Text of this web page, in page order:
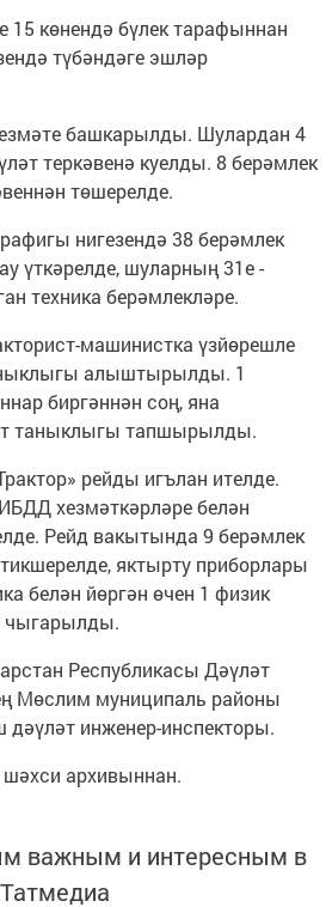
15 көнендә бүлек тарафыннан
түбәндәге эшләр
башкарылды. Шулардан 4
теркәвенә куелды. 8 берәмлек
төшерелде.
нигезендә 38 берәмлек
үткәрелде, шуларның 31е -
техника берәмлекләре.
машинистка үзйөрешле
алыштырылды. 1
биргәннән соң, яна
таныклыгы тапшырылды.
рейды игълан ителде.
хезмәткәрләре белән
Рейд вакытында 9 берәмлек
яктырту приборлары
белән йөргән өчен 1 физик
чыгарылды.
Республикасы Дәүләт
Мөслим муниципаль районы
дәүләт инженер-инспекторы.
архивыннан.
важным и интересным в
Татмедиа